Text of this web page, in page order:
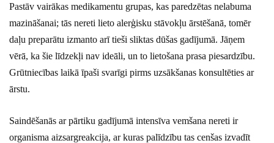
Pastāv vairākas medikamentu grupas, kas paredzētas nelabuma
mazināšanai; tās nereti lieto alerģisku stāvokļu ārstēšanā, tomēr
daļu preparātu izmanto arī tieši sliktas dūšas gadījumā. Jāņem
vērā, ka šie līdzekļi nav ideāli, un to lietošana prasa piesardzību.
Grūtniecības laikā īpaši svarīgi pirms uzsākšanas konsultēties ar
ārstu.
Saindēšanās ar pārtiku gadījumā intensīva vemšana nereti ir
organisma aizsargreakcija, ar kuras palīdzību tas cenšas izvadīt